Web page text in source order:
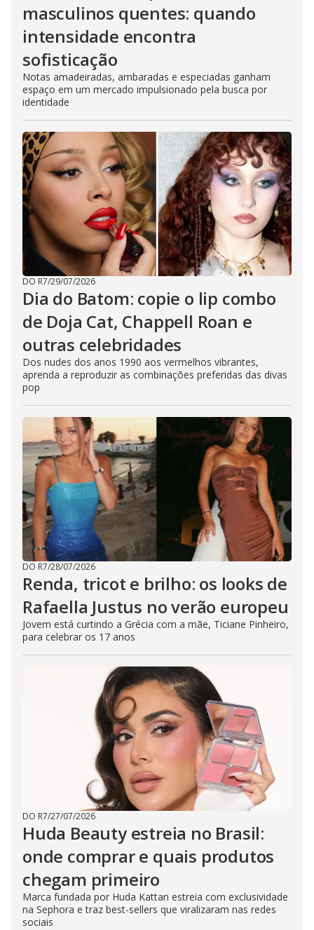
masculinos quentes: quando
intensidade encontra
sofisticação
Notas amadeiradas, ambaradas e especiadas ganham
espaço em um mercado impulsionado pela busca por
identidade
DO R7/29/07/2026
Dia do Batom: copie o lip combo
de Doja Cat, Chappell Roan e
outras celebridades
Dos nudes dos anos 1990 aos vermelhos vibrantes,
aprenda a reproduzir as combinações preferidas das divas
pop
DO R7/28/07/2026
Renda, tricot e brilho: os looks de
Rafaella Justus no verão europeu
Jovem está curtindo a Grécia com a mãe, Ticiane Pinheiro,
para celebrar os 17 anos
DO R7/27/07/2026
Huda Beauty estreia no Brasil:
onde comprar e quais produtos
chegam primeiro
Marca fundada por Huda Kattan estreia com exclusividade
na Sephora e traz best-sellers que viralizaram nas redes
sociais